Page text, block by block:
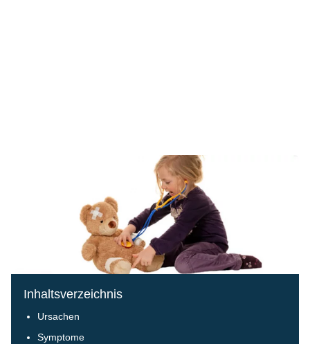
Inhaltsverzeichnis
Ursachen
Symptome